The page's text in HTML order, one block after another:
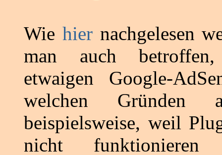
Wie hiernachgelesen
man auch
etwaigen Google-
welchen Gründen
beispielsweise, weil
nicht